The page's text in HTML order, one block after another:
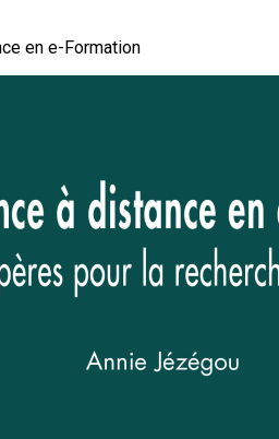
en e-Formation